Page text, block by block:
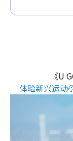
《U
体验新兴运动